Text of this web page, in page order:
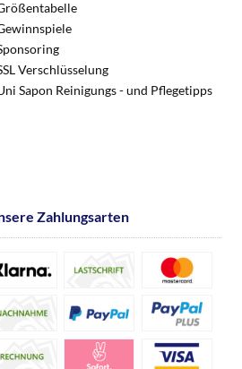
Verschlüsselung
Sapon Reinigungs - und Pflegetipps
Zahlungsarten